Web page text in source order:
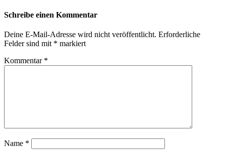
Schreibe einen Kommentar
Deine E-Mail-Adresse wird nicht veröffentlicht. Erforderliche
Felder sind mit * markiert
Kommentar *
Name *